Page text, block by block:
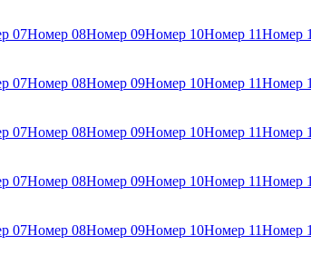
07Номер 08Номер 09Номер 10Номер 11Номер
07Номер 08Номер 09Номер 10Номер 11Номер
07Номер 08Номер 09Номер 10Номер 11Номер
07Номер 08Номер 09Номер 10Номер 11Номер
07Номер 08Номер 09Номер 10Номер 11Номер